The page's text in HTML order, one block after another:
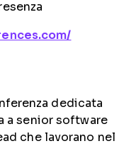
dedicata
a senior software
che lavorano nel